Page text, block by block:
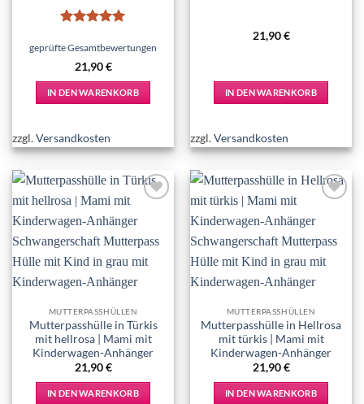
mit5von
geprüfte Gesamtbewertungen
21,90€
IN DEN WARENKORB
zzgl.Versandkosten
21,90€
IN DEN WARENKORB
zzgl.Versandkosten
wishlist
MUTTERPASSHÜLLEN
Mutterpasshülle in Türkis
mit hellrosa | Mami mit
Kinderwagen-Anhänger
21,90€
IN DEN WARENKORB
wishlist
MUTTERPASSHÜLLEN
Mutterpasshülle in Hellrosa
mit türkis | Mami mit
Kinderwagen-Anhänger
21,90€
IN DEN WARENKORB